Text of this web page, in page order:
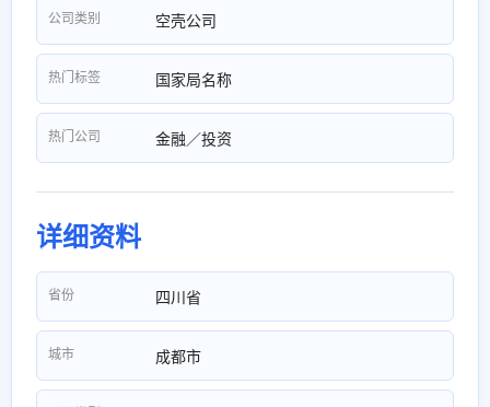
公司类别 空壳公司
热门标签 国家局名称
热门公司 金融／投资
详细资料
省份 四川省
城市 成都市